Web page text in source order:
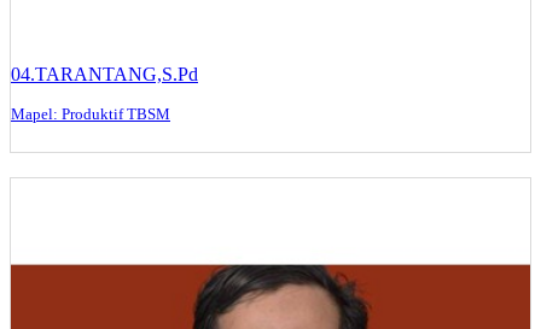
04.TARANTANG,S.Pd
Mapel: Produktif TBSM